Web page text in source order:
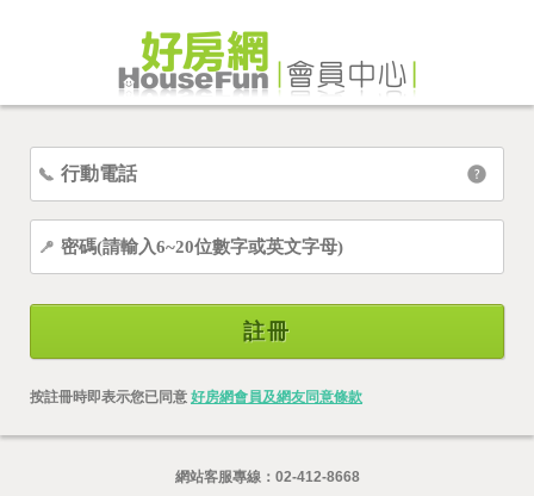
註冊
按註冊時即表示您已同意 好房網會員及網友同意條款
網站客服專線： 02-412-8668